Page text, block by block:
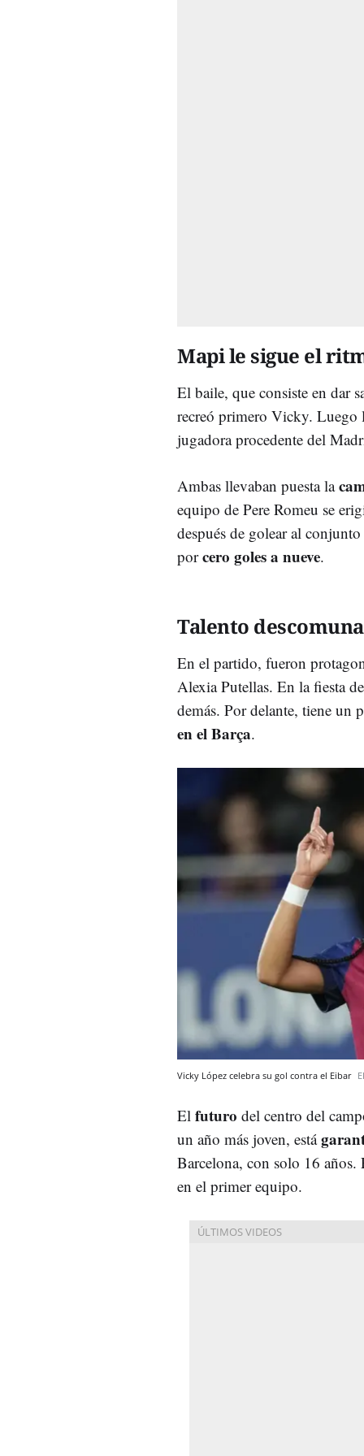
Mapi le sigue el
El baile, que consiste en dar
recreó primero Vicky.
jugadora procedente del
Ambas llevaban puesta la
equipo de Pere Romeu se
después de golear al
porcero goles a nueve.
Talento
En el partido, fueron
Alexia Putellas. En la fiesta
demás. Por delante, tiene un
en el Barça.
Vicky López celebra su gol contra el Eibar
El futuro del centro del
un año más joven, está
Barcelona, con solo 16
en el primer equipo.